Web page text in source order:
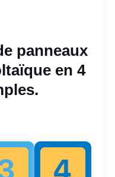
panneaux
en 4